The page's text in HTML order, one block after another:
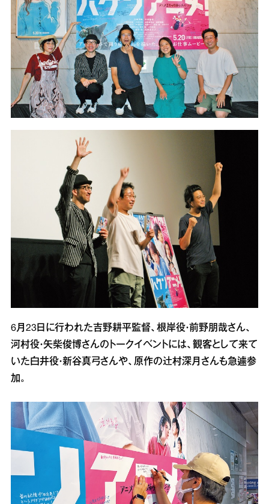
6月23日に行われた吉野耕平監督、根岸役・前野朋哉さん、
河村役・矢柴俊博さんのトークイベントには、観客として来て
いた白井役・新谷真弓さんや、原作の辻村深月さんも急遽参
加。